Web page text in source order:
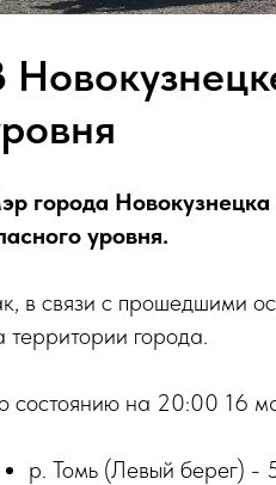
города Новокузнецка
уровня.
в связи с прошедшими
территории города.
состоянию на 20:00 16
р. Томь (Левый берег) -